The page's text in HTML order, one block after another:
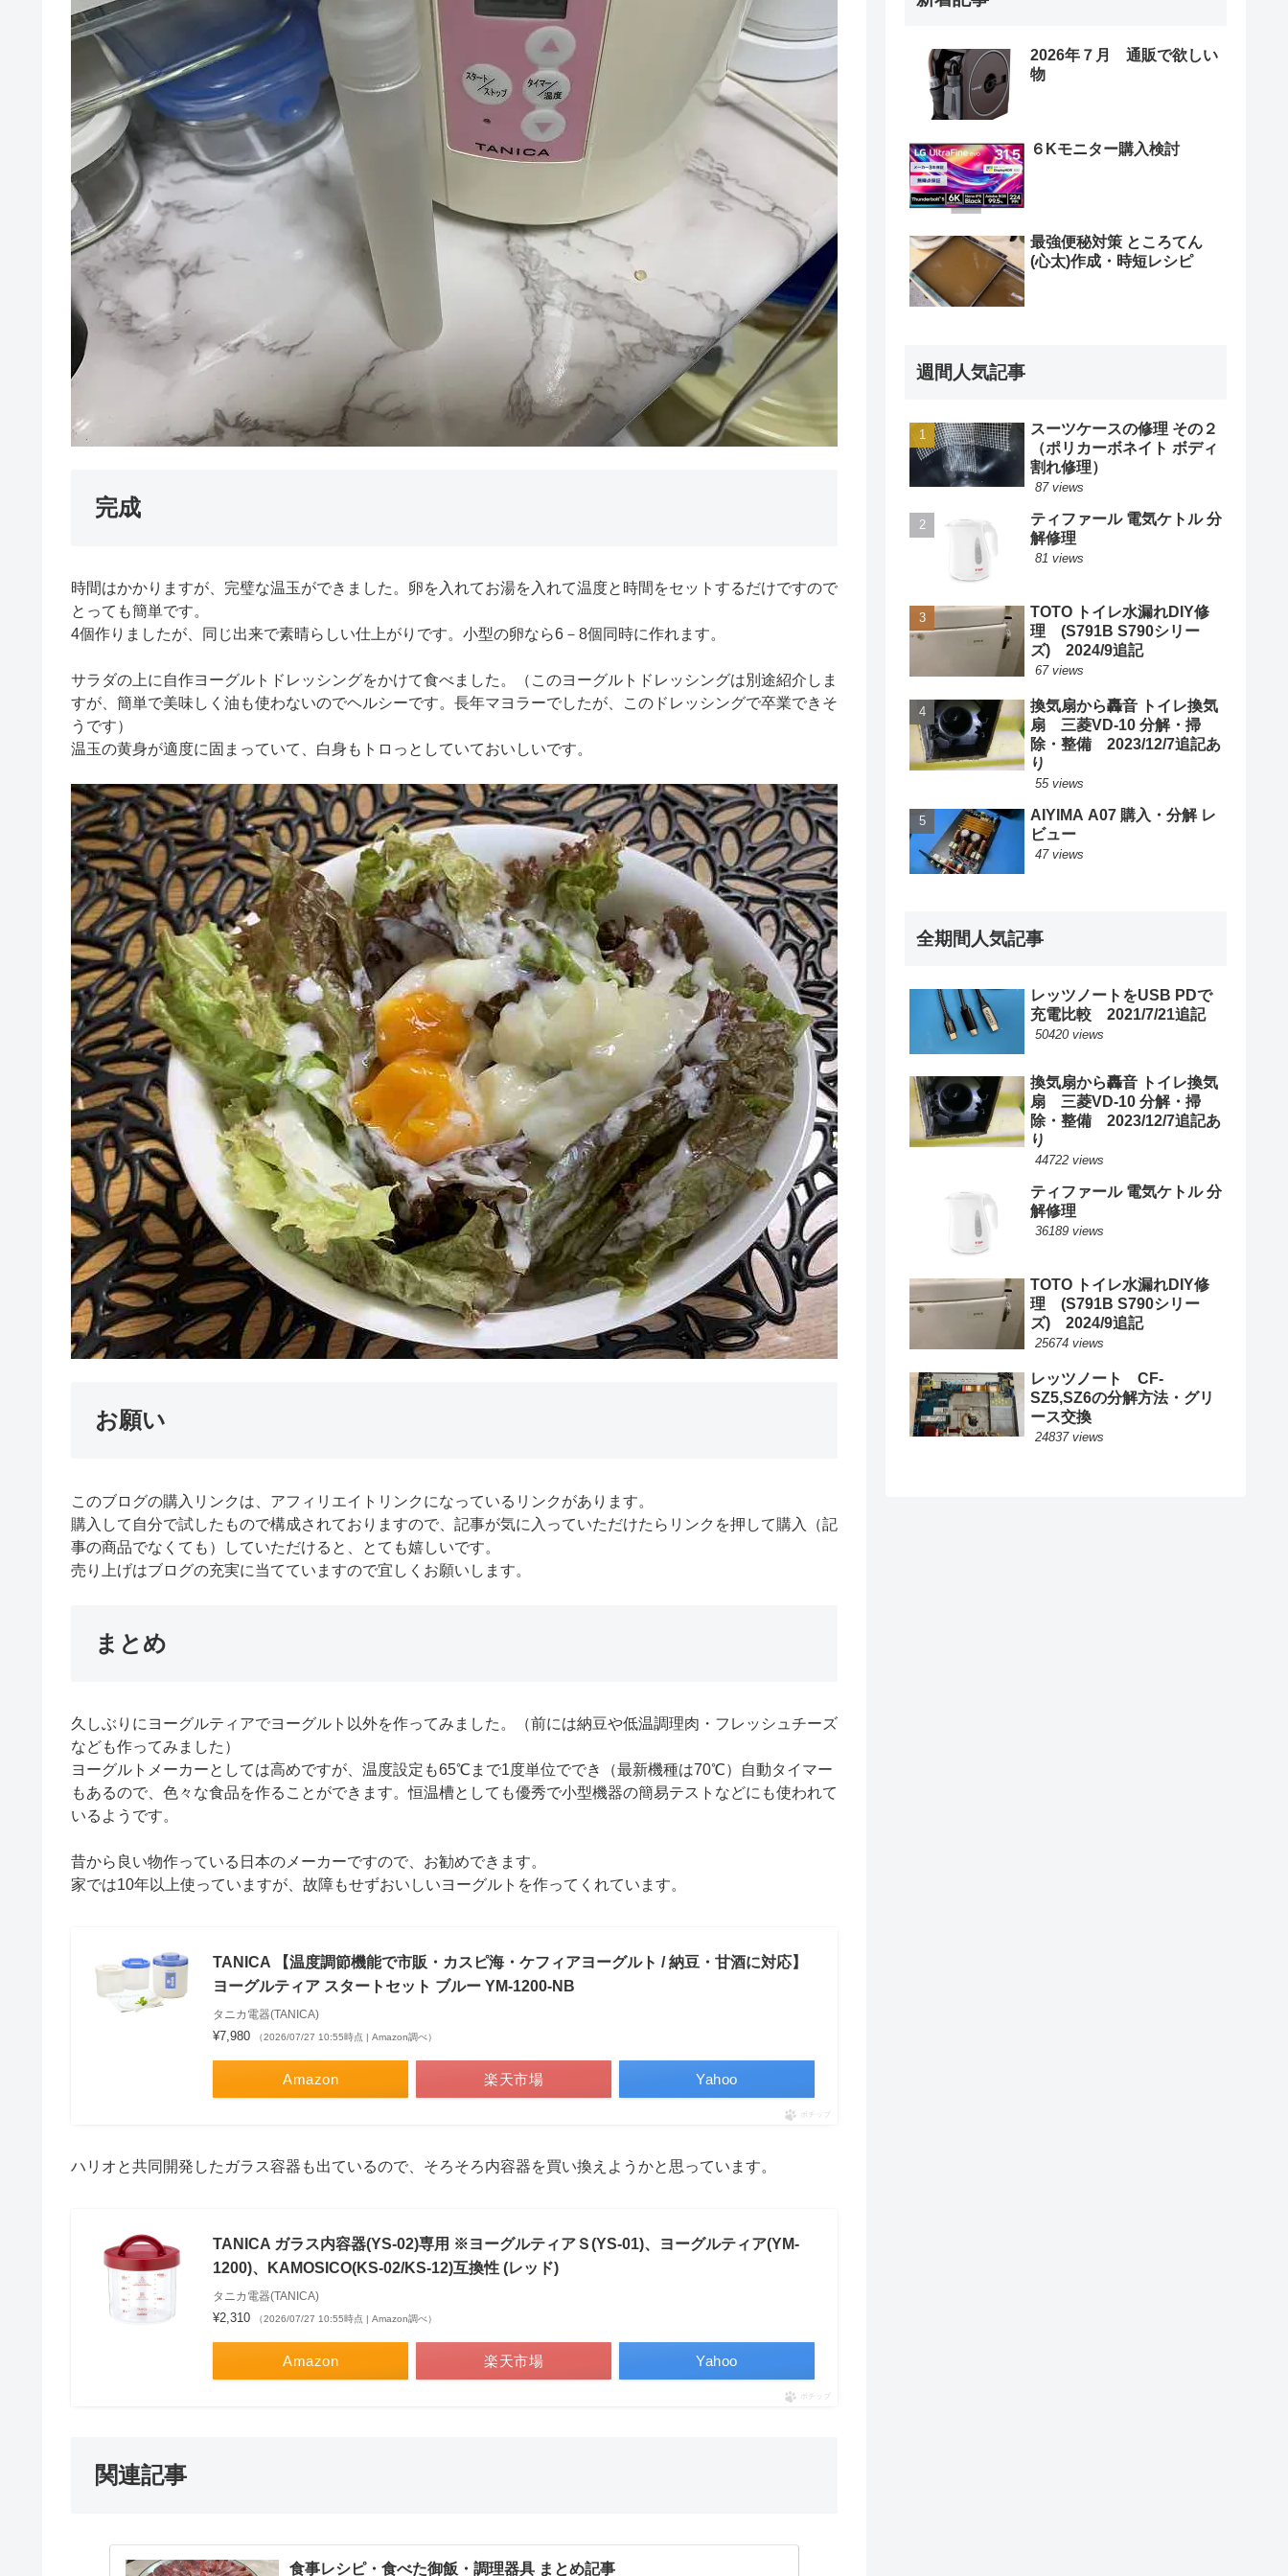
完成
時間はかかりますが、完璧な温玉ができました。卵を入れてお湯を入れて温度と時間をセットするだけですので
とっても簡単です。
4個作りましたが、同じ出来で素晴らしい仕上がりです。小型の卵なら6－8個同時に作れます。
サラダの上に自作ヨーグルトドレッシングをかけて食べました。（このヨーグルトドレッシングは別途紹介しま
すが、簡単で美味しく油も使わないのでヘルシーです。長年マヨラーでしたが、このドレッシングで卒業できそ
うです）
温玉の黄身が適度に固まっていて、白身もトロっとしていておいしいです。
お願い
このブログの購入リンクは、アフィリエイトリンクになっているリンクがあります。
購入して自分で試したもので構成されておりますので、記事が気に入っていただけたらリンクを押して購入（記
事の商品でなくても）していただけると、とても嬉しいです。
売り上げはブログの充実に当てていますので宜しくお願いします。
まとめ
久しぶりにヨーグルティアでヨーグルト以外を作ってみました。（前には納豆や低温調理肉・フレッシュチーズ
なども作ってみました）
ヨーグルトメーカーとしては高めですが、温度設定も65℃まで1度単位ででき（最新機種は70℃）自動タイマー
もあるので、色々な食品を作ることができます。恒温槽としても優秀で小型機器の簡易テストなどにも使われて
いるようです。
昔から良い物作っている日本のメーカーですので、お勧めできます。
家では10年以上使っていますが、故障もせずおいしいヨーグルトを作ってくれています。
TANICA 【温度調節機能で市販・カスピ海・ケフィアヨーグルト / 納豆・甘酒に対応】
ヨーグルティア スタートセット ブルー YM-1200-NB
タニカ電器(TANICA)
¥7,980 （2026/07/27 10:55時点 | Amazon調べ）
Amazon 楽天市場 Yahoo
ポチップ
ハリオと共同開発したガラス容器も出ているので、そろそろ内容器を買い換えようかと思っています。
TANICA ガラス内容器(YS-02)専用 ※ヨーグルティアＳ(YS-01)、ヨーグルティア(YM-
1200)、KAMOSICO(KS-02/KS-12)互換性 (レッド)
タニカ電器(TANICA)
¥2,310 （2026/07/27 10:55時点 | Amazon調べ）
Amazon 楽天市場 Yahoo
ポチップ
関連記事
食事レシピ・食べた御飯・調理器具 まとめ記事
2026年７月 通販で欲しい
物
６Kモニター購入検討
最強便秘対策 ところてん
(心太)作成・時短レシピ
週間人気記事
スーツケースの修理 その２
（ポリカーボネイト ボディ
割れ修理）
87 views
ティファール 電気ケトル 分
解修理
81 views
TOTO トイレ水漏れDIY修
理 (S791B S790シリー
ズ) 2024/9追記
67 views
換気扇から轟音 トイレ換気
扇 三菱VD-10 分解・掃
除・整備 2023/12/7追記あ
り
55 views
AIYIMA A07 購入・分解 レ
ビュー
47 views
全期間人気記事
レッツノートをUSB PDで
充電比較 2021/7/21追記
50420 views
換気扇から轟音 トイレ換気
扇 三菱VD-10 分解・掃
除・整備 2023/12/7追記あ
り
44722 views
ティファール 電気ケトル 分
解修理
36189 views
TOTO トイレ水漏れDIY修
理 (S791B S790シリー
ズ) 2024/9追記
25674 views
レッツノート CF-
SZ5,SZ6の分解方法・グリ
ース交換
24837 views